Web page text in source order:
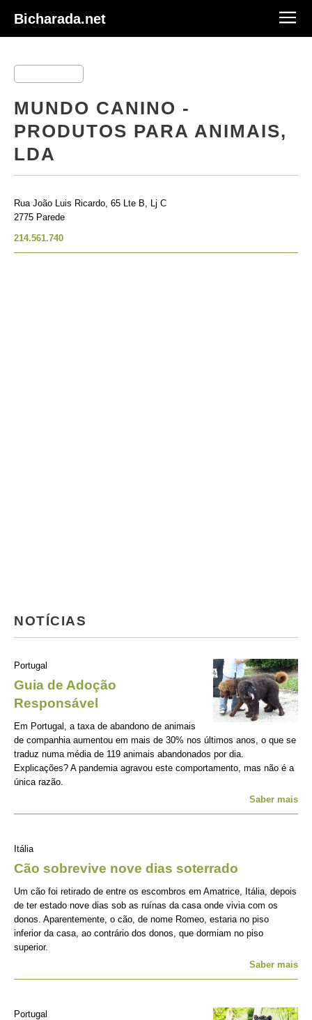
Bicharada.net
MUNDO CANINO -
PRODUTOS PARA ANIMAIS,
LDA
Rua João Luis Ricardo, 65 Lte B, Lj C
2775 Parede
214.561.740
NOTÍCIAS
Portugal
Guia de Adoção
Responsável
Em Portugal, a taxa de abandono de animais
de companhia aumentou em mais de 30% nos últimos anos, o que se
traduz numa média de 119 animais abandonados por dia.
Explicações? A pandemia agravou este comportamento, mas não é a
única razão.
Saber mais
Itália
Cão sobrevive nove dias soterrado
Um cão foi retirado de entre os escombros em Amatrice, Itália, depois
de ter estado nove dias sob as ruínas da casa onde vivia com os
donos. Aparentemente, o cão, de nome Romeo, estaria no piso
inferior da casa, ao contrário dos donos, que dormiam no piso
superior.
Saber mais
Portugal